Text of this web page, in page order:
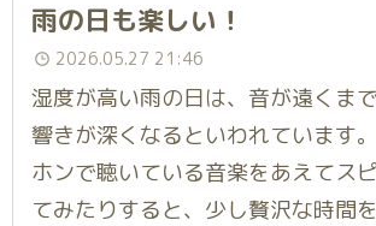
雨の日も楽しい！
2026.05.27 21:46
湿度が高い雨の日は、音が遠くまで
響きが深くなるといわれています
ホンで聴いている音楽をあえてス
てみたりすると、少し贅沢な時間